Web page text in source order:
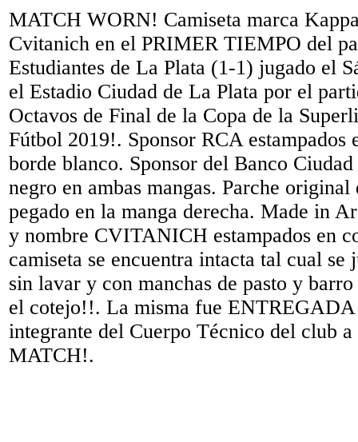
MATCH WORN! Camiseta marca
Cvitanich en el PRIMER TIEMPO del
Estudiantes de La Plata (1-1) jugado el
el Estadio Ciudad de La Plata por el
Octavos de Final de la Copa de la
Fútbol 2019!. Sponsor RCA estampados
borde blanco. Sponsor del Banco
negro en ambas mangas. Parche
pegado en la manga derecha. Made in
y nombre CVITANICH estampados en
camiseta se encuentra intacta tal cual se
sin lavar y con manchas de pasto y
el cotejo!!. La misma fue
integrante del Cuerpo Técnico del club
MATCH!.